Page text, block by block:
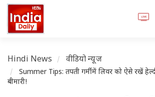
Hindi News वीडियो न्यूज
Summer Tips: तपती गर्मी में लिवर को ऐसे रखें
बीमारी!